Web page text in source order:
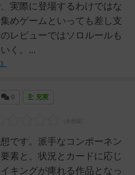
実際に登場するわけではな
めゲームといっても差し支
レビューではソロルールも
く。...
0 充実
です。派手なコンポーネン
素と、状況とカードに応じ
キングが痺れる作品となっ